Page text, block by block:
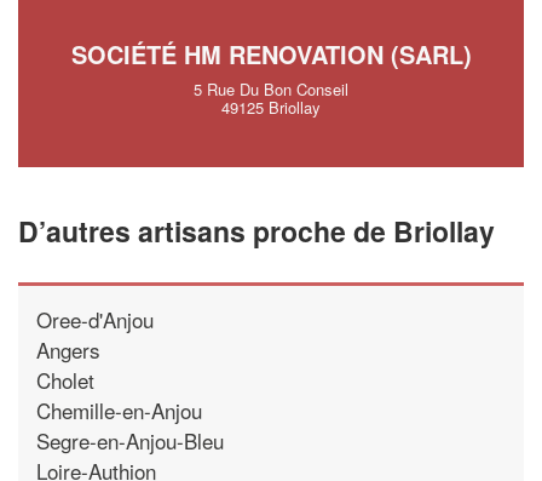
SOCIÉTÉ HM RENOVATION (SARL)
5 Rue Du Bon Conseil
49125 Briollay
D’autres artisans proche de Briollay
Oree-d'Anjou
Angers
Cholet
Chemille-en-Anjou
Segre-en-Anjou-Bleu
Loire-Authion